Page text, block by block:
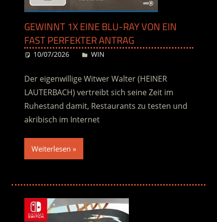
GEWINNT 1X EINE BLU-RAY VON EIN
FAST PERFEKTER ANTRAG
10/07/2026 Desiree
WIN
Der eigenwillige Witwer Walter (HEINER
LAUTERBACH) vertreibt sich seine Zeit im
Ruhestand damit, Restaurants zu testen und
akribisch im Internet
Weiterlesen